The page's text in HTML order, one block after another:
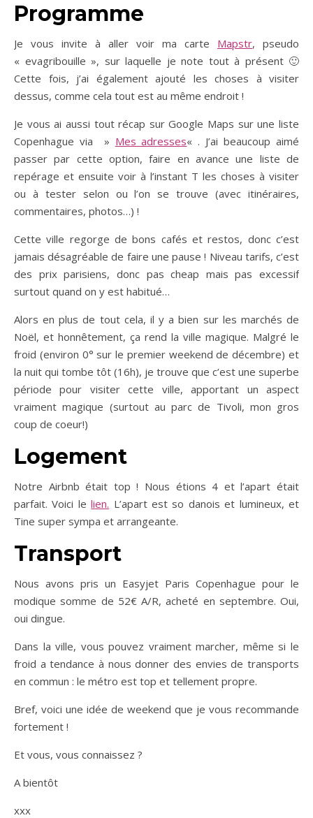
Programme
Je vous invite à aller voir ma carte Mapstr, pseudo
« evagribouille », sur laquelle je note tout à présent 🙂
Cette fois, j’ai également ajouté les choses à visiter
dessus, comme cela tout est au même endroit !
Je vous ai aussi tout récap sur Google Maps sur une liste
Copenhague via » Mes adresses« . J’ai beaucoup aimé
passer par cette option, faire en avance une liste de
repérage et ensuite voir à l’instant T les choses à visiter
ou à tester selon ou l’on se trouve (avec itinéraires,
commentaires, photos…) !
Cette ville regorge de bons cafés et restos, donc c’est
jamais désagréable de faire une pause ! Niveau tarifs, c’est
des prix parisiens, donc pas cheap mais pas excessif
surtout quand on y est habitué…
Alors en plus de tout cela, il y a bien sur les marchés de
Noël, et honnêtement, ça rend la ville magique. Malgré le
froid (environ 0° sur le premier weekend de décembre) et
la nuit qui tombe tôt (16h), je trouve que c’est une superbe
période pour visiter cette ville, apportant un aspect
vraiment magique (surtout au parc de Tivoli, mon gros
coup de coeur!)
Logement
Notre Airbnb était top ! Nous étions 4 et l’apart était
parfait. Voici lelien. L’apart est so danois et lumineux, et
Tine super sympa et arrangeante.
Transport
Nous avons pris un Easyjet Paris Copenhague pour le
modique somme de 52€ A/R, acheté en septembre. Oui,
oui dingue.
Dans la ville, vous pouvez vraiment marcher, même si le
froid a tendance à nous donner des envies de transports
en commun : le métro est top et tellement propre.
Bref, voici une idée de weekend que je vous recommande
fortement !
Et vous, vous connaissez ?
A bientôt
xxx